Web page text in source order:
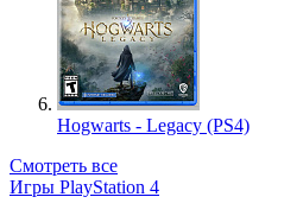
Hogwarts - Legacy (PS4)
Смотреть все
Игры PlayStation 4